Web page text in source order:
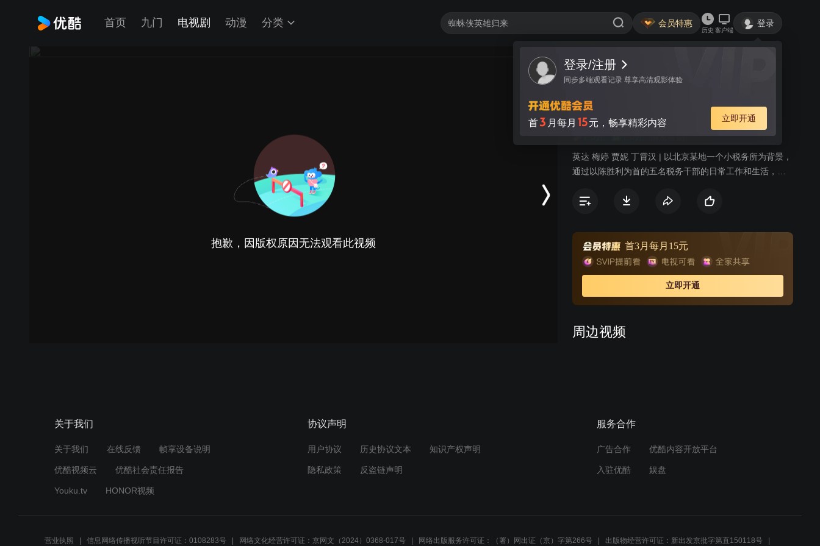
首页 九门 电视剧 动漫 分类 会员特惠
历史 客户端
登录
抱歉，因版权原因无法观看此视频
视频 讨论
税务所的故事
情景喜剧
英达 梅婷 贾妮 丁霄汉 | 以北京某地一个小税务所为背景，
通过以陈胜利为首的五名税务干部的日常工作和生活，展
税人的人生百态、苦乐悲欢。剧中的五位男女主人公性格
缺点。通过五位主人公之间、五位主人公和形形色色的纳
税人之间不断发生的碰撞，在基层税务所这个小天地里，
上演了一幕幕既令人捧腹又耐人寻味的人间喜剧。
首3月每月15元
立即开通
周边视频
02:49
关于我们
关于我们 在线反馈 帧享设备说明
优酷视频云 优酷社会责任报告
Youku.tv HONOR视频
协议声明
用户协议 历史协议文本 知识产权声明
隐私政策 反盗链声明
服务合作
广告合作 优酷内容开放平台
入驻优酷 娱盘
营业执照 信息网络传播视听节目许可证：0108283号 网络文化经营许可证：京网文（2024）0368-017号 网络出版服务许可证：（署）网出证（京）字第266号 出版物经营许可证：新出发京批字第直150118号